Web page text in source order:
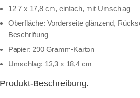
12,7 x 17,8 cm, einfach, mit Umschlag
Oberfläche: Vorderseite glänzend,
Beschriftung
Papier: 290 Gramm-Karton
Umschlag: 13,3 x 18,4 cm
Produkt-Beschreibung: